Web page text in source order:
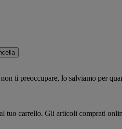
ti preoccupare, lo salviamo per
tuo carrello. Gli articoli comprati